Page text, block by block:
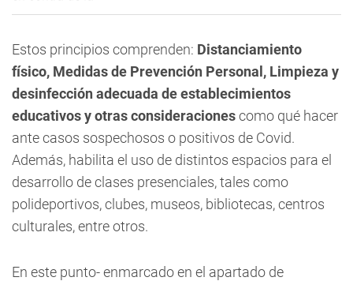
Estos principios comprenden: Distanciamiento
físico, Medidas de Prevención Personal, Limpieza y
desinfección adecuada de establecimientos
educativos y otras consideracionescomo qué hacer
ante casos sospechosos o positivos de Covid.
Además, habilita el uso de distintos espacios para el
desarrollo de clases presenciales, tales como
polideportivos, clubes, museos, bibliotecas, centros
culturales, entre otros.
En este punto- enmarcado en el apartado de